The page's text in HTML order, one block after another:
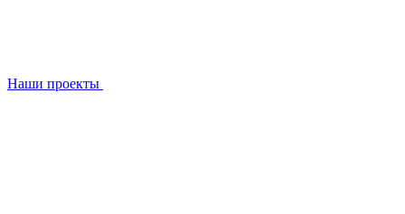
Наши проекты